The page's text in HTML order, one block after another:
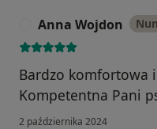
Anna Wojdon
Bardzo komfortowa
Kompetentna Pani
2 października 2024